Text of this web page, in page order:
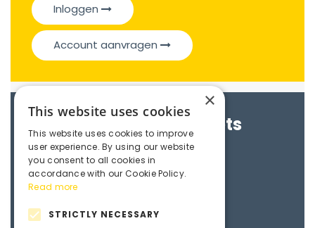
Inloggen
Account aanvragen
Brochures & Datasheets
Maedler e-catalogue
3D File
×
This website uses cookies
This website uses cookies to improve
user experience. By using our website
you consent to all cookies in
accordance with our Cookie Policy.
Read more
STRICTLY NECESSARY